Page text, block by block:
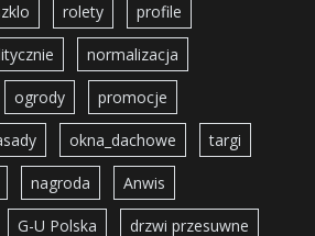
rolety profile
normalizacja
ogrody promocje
okna_dachowe targi
nagroda Anwis
G-U Polska drzwi przesuwne